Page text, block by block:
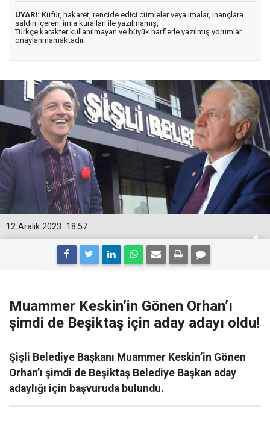
UYARI: Küfür, hakaret, rencide edici cümleler veya imalar, inançlara
saldırı içeren, imla kuralları ile yazılmamış,
Türkçe karakter kullanılmayan ve büyük harflerle yazılmış yorumlar
onaylanmamaktadır.
18:57
12 Aralık 2023
Muammer Keskin’in Gönen Orhan’ı
şimdi de Beşiktaş için aday adayı oldu!
Şişli Belediye Başkanı Muammer Keskin’in Gönen
Orhan’ı şimdi de Beşiktaş Belediye Başkan aday
adaylığı için başvuruda bulundu.